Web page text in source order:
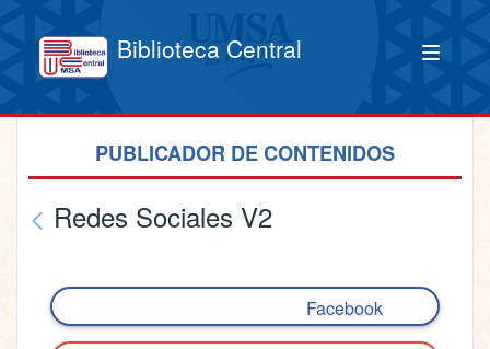
Biblioteca Central
PUBLICADOR DE CONTENIDOS
Redes Sociales V2
Facebook